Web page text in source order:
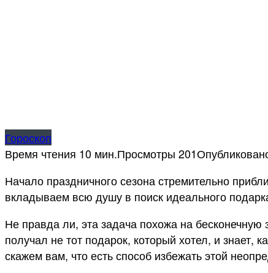
Гороскоп
Время чтения 10 мин.Просмотры 201
Начало праздничного сезона стремительно
вкладываем всю душу в поиск идеального
Не правда ли, эта задача похожа на бесконечную
получал не тот подарок, который хотел, и
скажем вам, что есть способ избежать этой